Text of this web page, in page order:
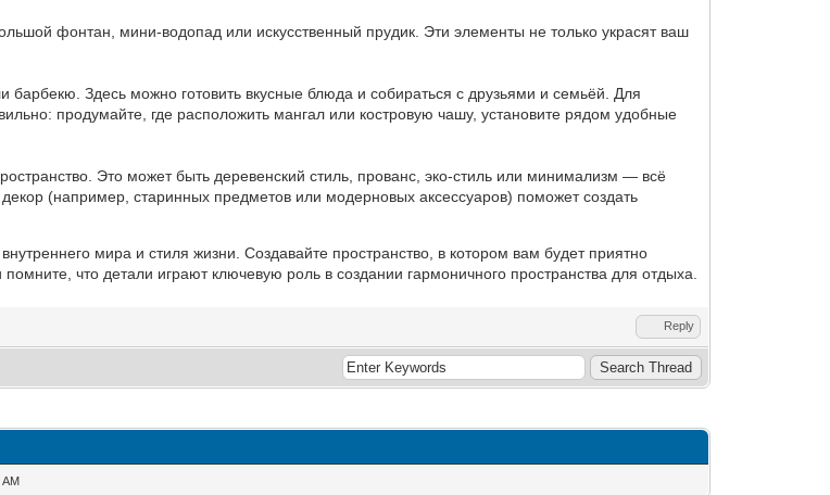
фонтан, мини-водопад или искусственный прудик. Эти элементы не только украсят ваш
Здесь можно готовить вкусные блюда и собираться с друзьями и семьёй. Для
продумайте, где расположить мангал или костровую чашу, установите рядом удобные
Это может быть деревенский стиль, прованс, эко-стиль или минимализм — всё
(например, старинных предметов или модерновых аксессуаров) поможет создать
мира и стиля жизни. Создавайте пространство, в котором вам будет приятно
что детали играют ключевую роль в создании гармоничного пространства для отдыха.
Reply
AM